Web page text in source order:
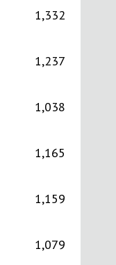
1,332
1,237
1,038
1,165
1,159
1,079